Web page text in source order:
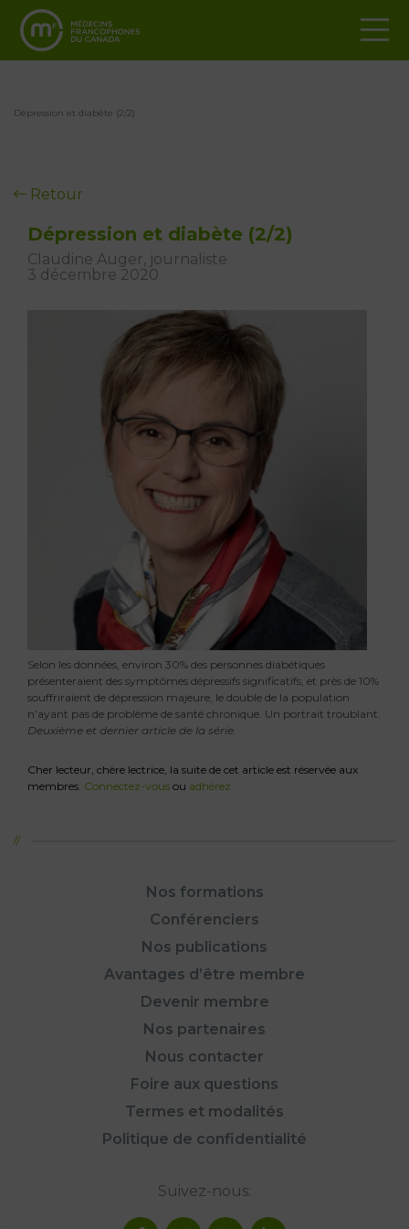
Dépression et diabète (2/2)
Retour
Dépression et diabète (2/2)
Claudine Auger, journaliste
3 décembre 2020
Selon les données, environ 30% des personnes diabétiques
présenteraient des symptômes dépressifs significatifs, et près de 10%
souffriraient de dépression majeure, le double de la population
n’ayant pas de problème de santé chronique. Un portrait troublant.
Deuxième et dernier article de la série.
Cher lecteur, chère lectrice, la suite de cet article est réservée aux
membres. Connectez-vous ou adhérez
Nos formations
Conférenciers
Nos publications
Avantages d’être membre
Devenir membre
Nos partenaires
Nous contacter
Foire aux questions
Termes et modalités
Politique de confidentialité
Suivez-nous: